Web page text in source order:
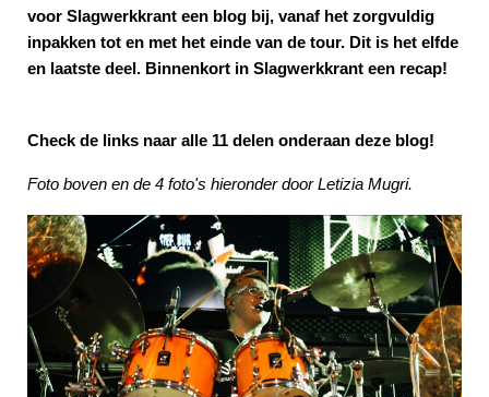
voor Slagwerkkrant een blog bij, vanaf het zorgvuldig
inpakken tot en met het einde van de tour. Dit is het elfde
en laatste deel. Binnenkort in Slagwerkkrant een recap!
Check de links naar alle 11 delen onderaan deze blog!
Foto boven en de 4 foto's hieronder door Letizia Mugri.